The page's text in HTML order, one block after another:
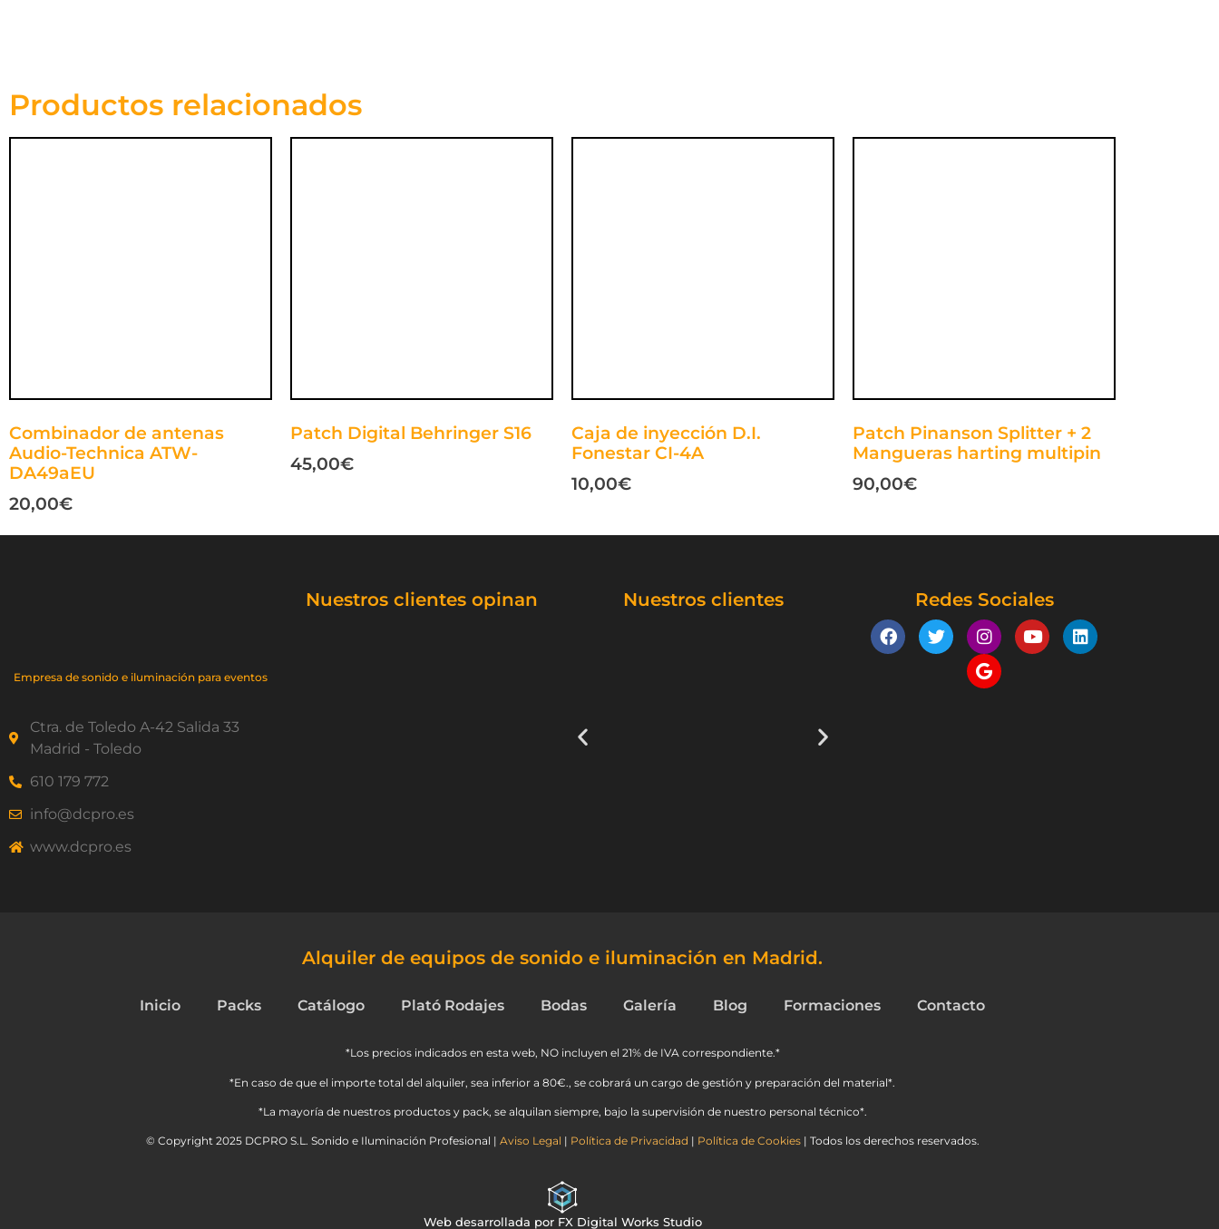
Productos relacionados
Combinador de antenas
Audio-Technica ATW-
DA49aEU
20,00€
Patch Digital Behringer S16
45,00€
Caja de inyección D.I.
Fonestar CI-4A
10,00€
Patch Pinanson Splitter + 2
Mangueras harting multipin
90,00€
Empresa de sonido e iluminación para eventos
Ctra. de Toledo A-42 Salida 33
Madrid - Toledo
610 179 772
info@dcpro.es
www.dcpro.es
Nuestros clientes opinan Nuestros clientes Redes Sociales
Alquiler de equipos de sonido e iluminación en Madrid.
Inicio Packs Catálogo Plató Rodajes Bodas Galería Blog Formaciones Contacto
*Los precios indicados en esta web, NO incluyen el 21% de IVA correspondiente.*
*En caso de que el importe total del alquiler, sea inferior a 80€., se cobrará un cargo de gestión y preparación del material*.
*La mayoría de nuestros productos y pack, se alquilan siempre, bajo la supervisión de nuestro personal técnico*.
© Copyright 2025 DCPRO S.L. Sonido e Iluminación Profesional | Aviso Legal | Política de Privacidad | Política de Cookies| Todos los derechos reservados.
Web desarrollada por FX Digital Works Studio